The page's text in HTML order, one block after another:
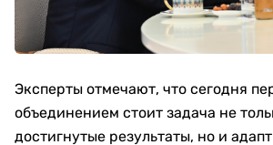
Эксперты отмечают, что сегодня
объединением стоит задача не
достигнутые результаты, но и